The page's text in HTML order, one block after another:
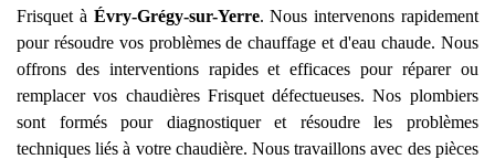
Frisquet à Évry-Grégy-sur-Yerre. Nous intervenons rapidement
pour résoudre vos problèmes de chauffage et d'eau chaude. Nous
offrons des interventions rapides et efficaces pour réparer ou
remplacer vos chaudières Frisquet défectueuses. Nos plombiers
sont formés pour diagnostiquer et résoudre les problèmes
techniques liés à votre chaudière. Nous travaillons avec des pièces